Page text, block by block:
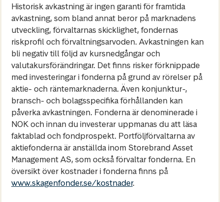
Historisk avkastning är ingen garanti för framtida
avkastning, som bland annat beror på marknadens
utveckling, förvaltarnas skicklighet, fondernas
riskprofil och förvaltningsarvoden. Avkastningen kan
bli negativ till följd av kursnedgångar och
valutakursförändringar. Det finns risker förknippade
med investeringar i fonderna på grund av rörelser på
aktie- och räntemarknaderna. Även konjunktur-,
bransch- och bolagsspecifika förhållanden kan
påverka avkastningen. Fonderna är denominerade i
NOK och innan du investerar uppmanas du att läsa
faktablad och fondprospekt. Portföljförvaltarna av
aktiefonderna är anställda inom Storebrand Asset
Management AS, som också förvaltar fonderna. En
översikt över kostnader i fonderna finns på
www.skagenfonder.se/kostnader.